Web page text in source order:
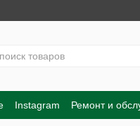
Instagram Ремонт и
Оплата и доставка